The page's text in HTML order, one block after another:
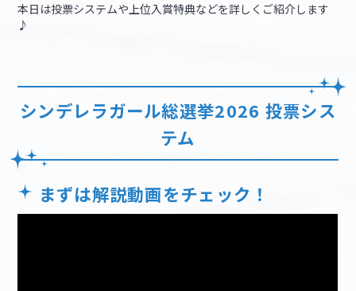
本日は投票システムや上位入賞特典などを詳しくご紹介します
♪
シンデレラガール総選挙2026 投票シス
テム
まずは解説動画をチェック！